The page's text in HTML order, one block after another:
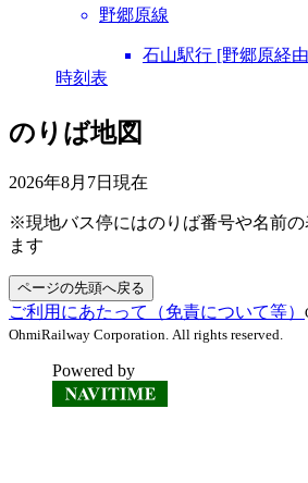
野郷原線
石山駅行 [野郷原経
時刻表
のりば地図
2026年8月7日 現在
※現地バス停にはのりば番号や名前の
ます
ページの先頭へ戻る
ご利用にあたって（免責について等）
OhmiRailway Corporation. All rights reserved.
Powered by